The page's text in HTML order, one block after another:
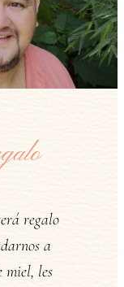
regalo
a
les